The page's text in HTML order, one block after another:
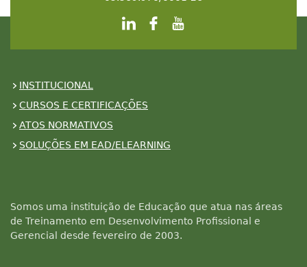
INSTITUCIONAL
CURSOS E CERTIFICAÇÕES
ATOS NORMATIVOS
SOLUÇÕES EM EAD/ELEARNING
Somos uma instituição de Educação que atua nas áreas
de Treinamento em Desenvolvimento Profissional e
Gerencial desde fevereiro de 2003.